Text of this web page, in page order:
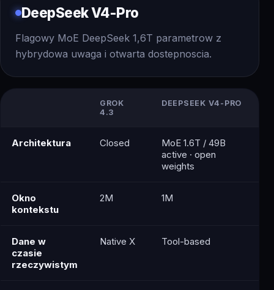
DeepSeek V4-Pro
Flagowy MoE DeepSeek 1,6T parametrow z
hybrydowa uwaga i otwarta dostepnoscia.
GROK
4.3
DEEPSEEK V4-PRO
Architektura Closed
MoE 1.6T / 49B
active · open
weights
Okno
kontekstu
2M 1M
Dane w
czasie
rzeczywistym
Native X Tool-based